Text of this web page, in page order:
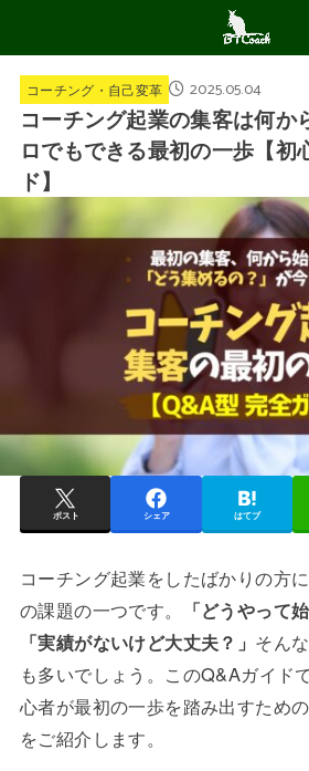
コーチング・自己変革 2025.05.04
コーチング起業の集客は何か
ロでもできる最初の一歩【初
ド】
ポスト シェア はてブ
コーチング起業をしたばかりの方
の課題の一つです。
「どうやって
「実績がないけど大丈夫？」 そん
も多いでしょう。このQ&Aガイド
心者が最初の一歩を踏み出すため
をご紹介します。